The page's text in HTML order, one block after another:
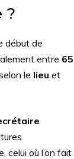
?
début de
entre 65
le lieu et
celui où l’on fait